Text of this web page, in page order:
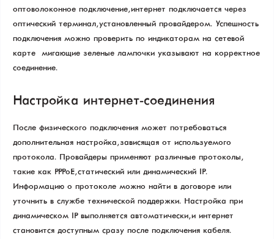
оптоволоконное подключение, интернет подключается через
оптический терминал, установленный провайдером. Успешность
подключения можно проверить по индикаторам на сетевой
карте – мигающие зеленые лампочки указывают на корректное
соединение.
Настройка интернет-соединения
После физического подключения может потребоваться
дополнительная настройка, зависящая от используемого
протокола. Провайдеры применяют различные протоколы,
такие как PPPoE, статический или динамический IP.
Информацию о протоколе можно найти в договоре или
уточнить в службе технической поддержки. Настройка при
динамическом IP выполняется автоматически, и интернет
становится доступным сразу после подключения кабеля.